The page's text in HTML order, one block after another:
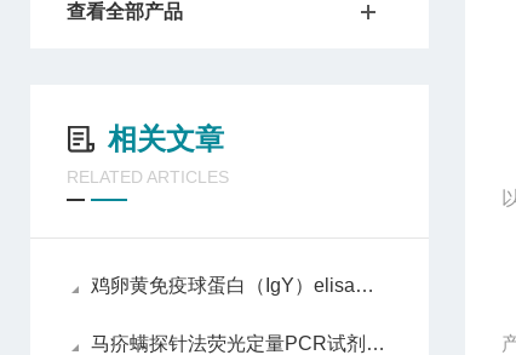
查看全部产品
相关文章
RELATED ARTICLES
鸡卵黄免疫球蛋白（IgY）elisa试剂盒操作步骤
马疥螨探针法荧光定量PCR试剂盒反应五要素